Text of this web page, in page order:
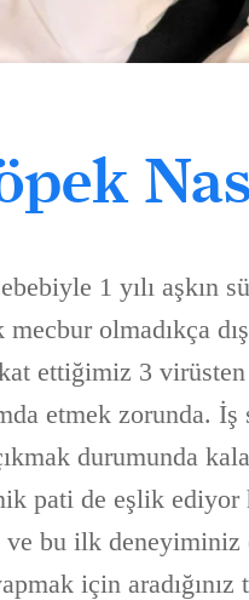
1 yılı aşkın
olmadıkça
ettiğimiz 3
etmek zorunda.
durumunda
pati de eşlik
ve bu ilk
için